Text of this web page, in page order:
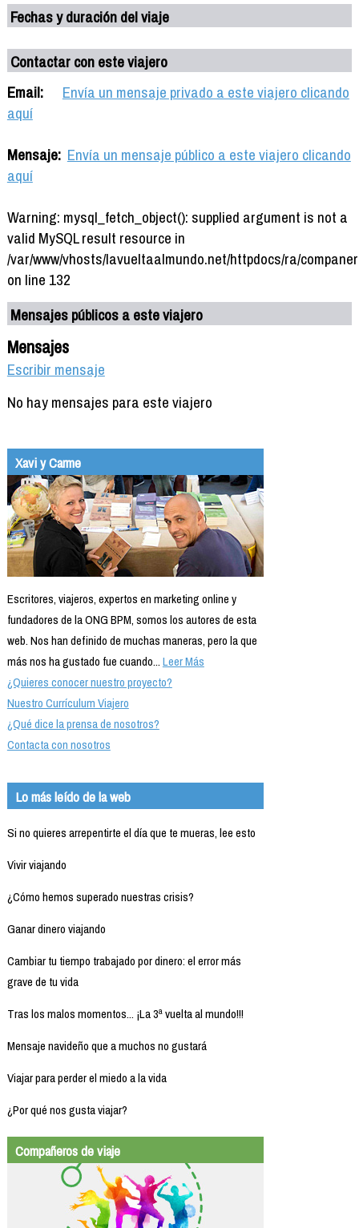
Fechas y duración del viaje
Contactar con este viajero
Email:
Envía un mensaje privado a este viajero clicando
aquí
Mensaje: Envía un mensaje público a este viajero clicando
aquí
Warning: mysql_fetch_object(): supplied argument is not a
valid MySQL result resource in
/var/www/vhosts/lavueltaalmundo.net/httpdocs/ra/
on line 132
Mensajes públicos a este viajero
Mensajes
Escribir mensaje
No hay mensajes para este viajero
Xavi y Carme
Escritores, viajeros, expertos en marketing online y
fundadores de la ONG BPM, somos los autores de esta
web. Nos han definido de muchas maneras, pero la que
más nos ha gustado fue cuando...Leer Más
¿Quieres conocer nuestro proyecto?
Nuestro Currículum Viajero
¿Qué dice la prensa de nosotros?
Contacta con nosotros
Lo más leído de la web
Si no quieres arrepentirte el día que te mueras, lee esto
Vivir viajando
¿Cómo hemos superado nuestras crisis?
Ganar dinero viajando
Cambiar tu tiempo trabajado por dinero: el error más
grave de tu vida
Tras los malos momentos... ¡La 3ª vuelta al mundo!!!
Mensaje navideño que a muchos no gustará
Viajar para perder el miedo a la vida
¿Por qué nos gusta viajar?
Compañeros de viaje